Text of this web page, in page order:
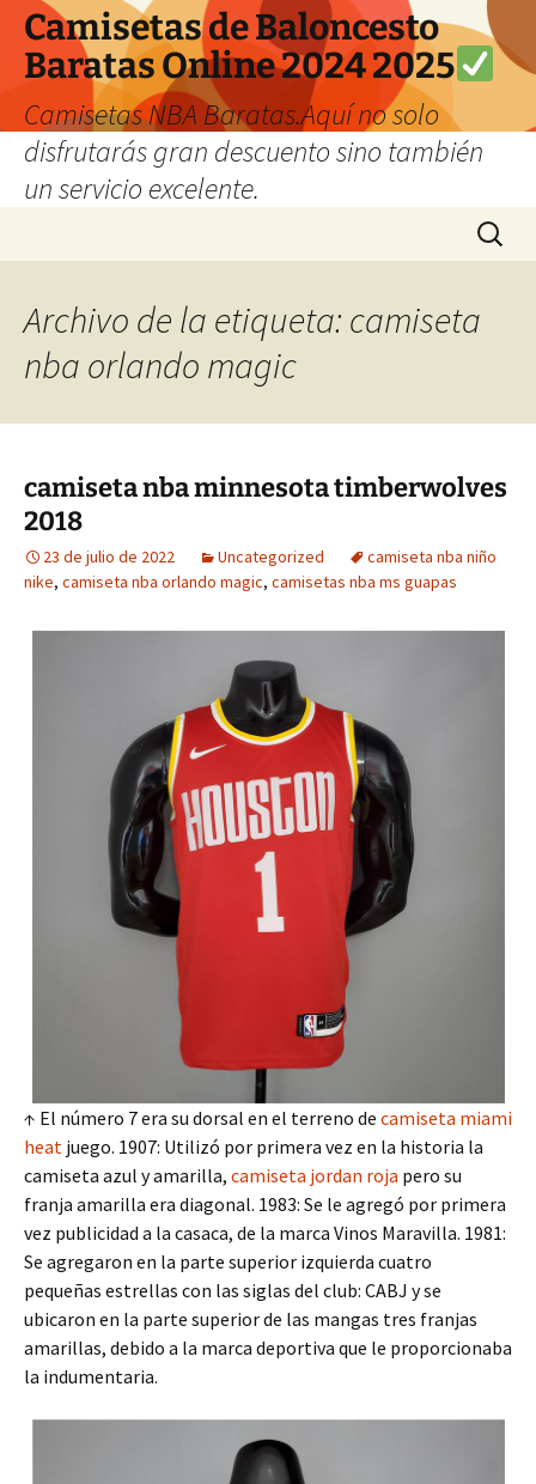
Camisetas de Baloncesto
Baratas Online 2024 2025
Camisetas NBA Baratas.Aquí no solo
disfrutarás gran descuento sino también
un servicio excelente.
Buscar:
Archivo de la etiqueta: camiseta
nba orlando magic
camiseta nba minnesota timberwolves
2018
23 de julio de 2022 Uncategorized
camiseta nba niño
nike, camiseta nba orlando magic, camisetas nba ms guapas
↑ El número 7 era su dorsal en el terreno de camiseta miami
heat juego. 1907: Utilizó por primera vez en la historia la
camiseta azul y amarilla, camiseta jordan roja pero su
franja amarilla era diagonal. 1983: Se le agregó por primera
vez publicidad a la casaca, de la marca Vinos Maravilla. 1981:
Se agregaron en la parte superior izquierda cuatro
pequeñas estrellas con las siglas del club: CABJ y se
ubicaron en la parte superior de las mangas tres franjas
amarillas, debido a la marca deportiva que le proporcionaba
la indumentaria.